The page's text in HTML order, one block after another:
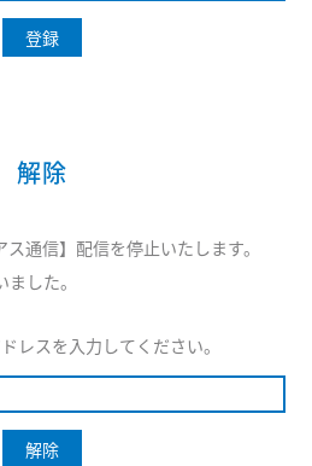
解除
通信】配信を停止いたします。
した。
レスを入力してください。